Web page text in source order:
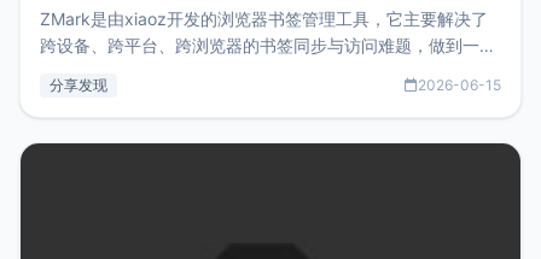
ZMark是由xiaoz开发的浏览器书签管理工具，它主要解决了
跨设备、跨平台、跨浏览器的书签同步与访问难题，做到一处
用，让管理更高效。ZMark官网地址：
分享发现 2026-06-15